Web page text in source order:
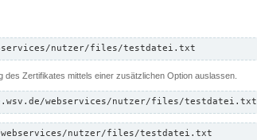
nutzer/files/testdatei.txt
Zertifikates mittels einer zusätzlichen Option auslassen.
webservices/nutzer/files/testdatei.txt
nutzer/files/testdatei.txt